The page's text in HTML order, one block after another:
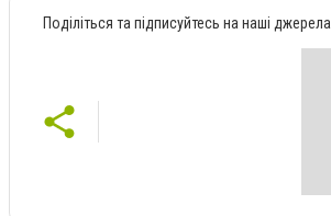
Поділіться та підписуйтесь на наші джерела